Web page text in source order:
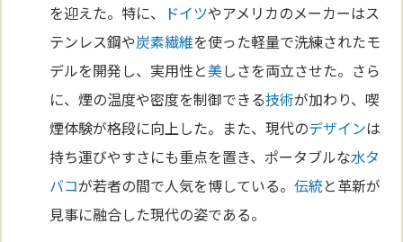
を迎えた。特に、
ドイツやアメリカのメーカーはス
テンレス鋼や炭素繊維を使った軽量で洗練されたモ
デルを開発し、実用性と美しさを両立させた。さら
に、煙の温度や密度を制御できる技術が加わり、喫
煙体験が格段に向上した。また、現代のデザインは
持ち運びやすさにも重点を置き、ポータブルな水タ
バコが若者の間で人気を博している。伝統と革新が
見事に融合した現代の姿である。